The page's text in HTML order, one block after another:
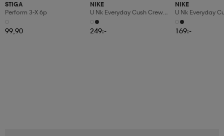
STIGA
Perform 3-X 6p
99,90
NIKE
U Nk Everyday Cush Crew
6pr-Bd
249:-
NIKE
U Nk Everyday
3pr
169:-